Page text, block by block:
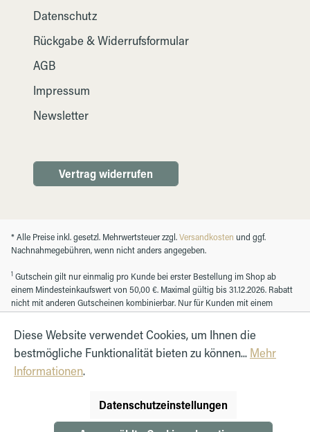
Datenschutz
Rückgabe & Widerrufsformular
AGB
Impressum
Newsletter
Vertrag widerrufen
* Alle Preise inkl. gesetzl. Mehrwertsteuer zzgl.Versandkosten und ggf.
Nachnahmegebühren, wenn nicht anders angegeben.
1 Gutschein gilt nur einmalig pro Kunde bei erster Bestellung im Shop ab
einem Mindesteinkaufswert von 50,00 €. Maximal gültig bis 31.12.2026. Rabatt
nicht mit anderen Gutscheinen kombinierbar. Nur für Kunden mit einem
registrierten Kundenkonto.
Diese Website verwendet Cookies, um Ihnen die
bestmögliche Funktionalität bieten zu können... Mehr
Informationen.
Datenschutzeinstellungen